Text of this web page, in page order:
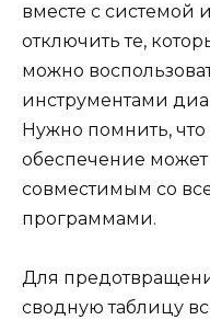
вместе с системой
отключить те,
можно
инструментами
Нужно помнить,
обеспечение может
совместимым со
программами.
Для
сводную таблицу